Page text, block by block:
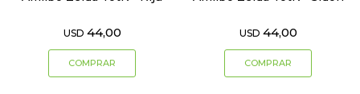
USD 44,00 USD 44,00